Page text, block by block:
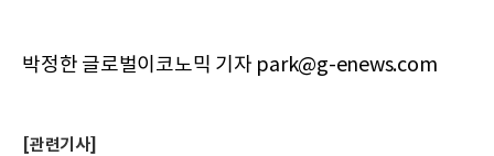
박정한 글로벌이코노믹 기자 park@g-enews.com
[관련기사]